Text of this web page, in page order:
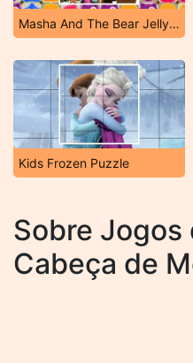
Masha And The Bear Jelly Match
Kids Frozen Puzzle
Sobre Jogos
Cabeça de